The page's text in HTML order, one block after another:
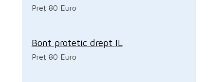
Preț 80 Euro
Bont protetic drept IL
Preț 80 Euro